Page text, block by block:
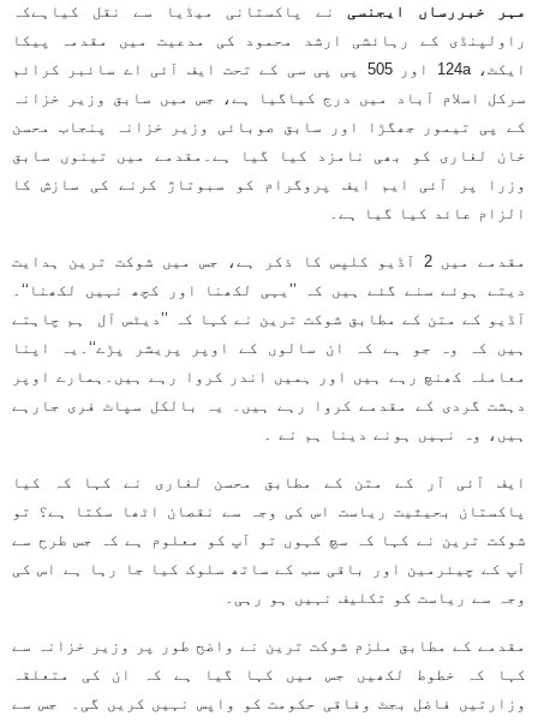
مہر خبررساں ایجنسی
نے پاکستانی میڈیا سے نقل کیاہےکہ
راولپنڈی کے رہائشی ارشد محمود کی مدعیت میں مقدمہ پیکا
ایکٹ، 124a اور 505 پی پی سی کے تحت ایف آئی اے سائبر کرائم
سرکل اسلام آباد میں درج کیاگیا ہے، جس میں سابق وزیر خزانہ
کے پی تیمور جھگڑا اور سابق صوبائی وزیر خزانہ پنجاب محسن
خان لغاری کو بھی نامزد کیا گیا ہے۔مقدمے میں تینوں سابق
وزرا پر آئی ایم ایف پروگرام کو سبوتاژ کرنے کی سازش کا
الزام عائد کیا گیا ہے۔
مقدمے میں 2 آڈیو کلپس کا ذکر ہے، جس میں شوکت ترین ہدایت
دیتے ہوئے سنے گئے ہیں کہ ’’یہی لکھنا اور کچھ نہیں لکھنا‘‘۔
آڈیو کے متن کے مطابق شوکت ترین نے کہا کہ ’’دیٹس آل ہم چاہتے
ہیں کہ وہ جو ہے کہ ان سالوں کے اوپر پریشر پڑے‘‘۔یہ اپنا
معاملہ کھنچ رہے ہیں اور ہمیں اندر کروا رہے ہیں۔ہمارے اوپر
دہشت گردی کے مقدمے کروا رہے ہیں۔ یہ بالکل سپاٹ فری جارہے
ہیں، وہ نہیں ہونے دینا ہم نے ۔
ایف آئی آر کے متن کے مطابق محسن لغاری نے کہا کہ کیا
پاکستان بحیثیت ریاست اس کی وجہ سے نقصان اٹھا سکتا ہے؟ تو
شوکت ترین نے کہا کہ سچ کہوں تو آپ کو معلوم ہے کہ جس طرح سے
آپ کے چیئرمین اور باقی سب کے ساتھ سلوک کیا جا رہا ہے اس کی
وجہ سے ریاست کو تکلیف نہیں ہو رہی۔
مقدمے کے مطابق ملزم شوکت ترین نے واضح طور پر وزیر خزانہ سے
کہا کہ خطوط لکھیں جس میں کہا گیا ہے کہ ان کی متعلقہ
وزارتیں فاضل بجٹ وفاقی حکومت کو واپس نہیں کریں گی۔ جس سے